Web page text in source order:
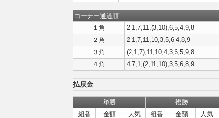
コーナー通過順
１角
2,1,7,11,(3,10),6,5,4,9,8
２角
2,1,7,11,10,3,5,6,4,8,9
３角
(2,1,7),11,10,4,3,6,5,9,8
４角
4,7,1,(2,11,10),3,5,6,8,9
払戻金
単勝
複勝
組番
金額 人気 組番 金額
人気